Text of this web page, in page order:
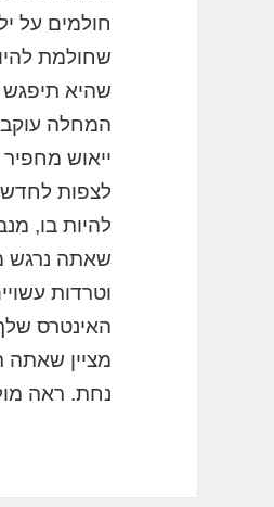
חולמים על
שחולמת
שהיא תיפגש
המחלה
ייאוש מחפיר
לצפות
להיות בו,
שאתה נרגש
וטרדות
האינטרס
מציין שאתה
נחת. ראה